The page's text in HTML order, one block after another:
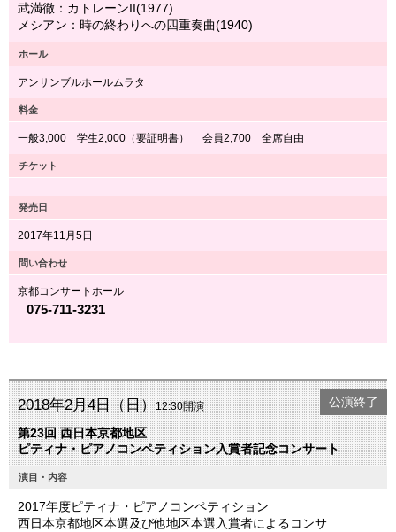
武満徹：カトレーンII(1977)
メシアン：時の終わりへの四重奏曲(1940)
ホール
アンサンブルホールムラタ
料金
一般3,000 学生2,000（要証明書） 会員2,700 全席自由
チケット
発売日
2017年11月5日
問い合わせ
京都コンサートホール
075-711-3231
2018年2月4日（日）12:30開演
第23回 西日本京都地区
ピティナ・ピアノコンペティション入賞者記念コンサート
公演終了
演目・内容
2017年度ピティナ・ピアノコンペティション
西日本京都地区本選及び他地区本選入賞者によるコンサ